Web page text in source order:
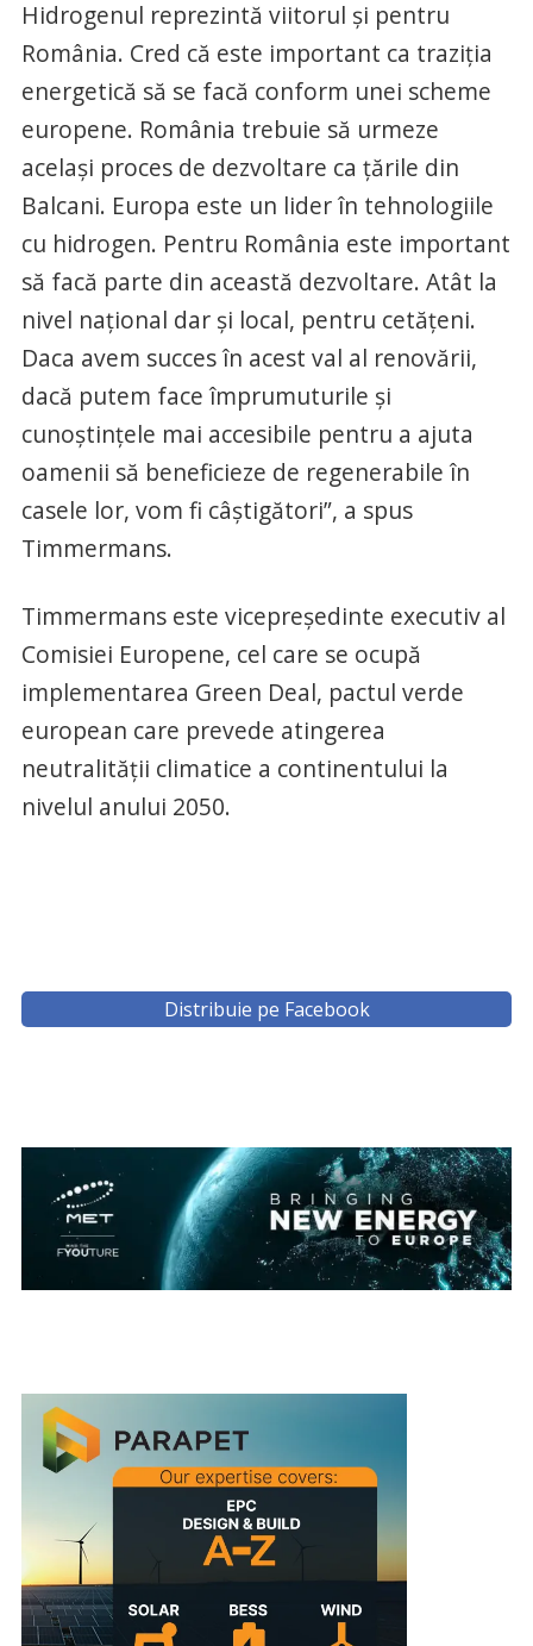
Hidrogenul reprezintă viitorul şi pentru
România. Cred că este important ca traziţia
energetică să se facă conform unei scheme
europene. România trebuie să urmeze
acelaşi proces de dezvoltare ca ţările din
Balcani. Europa este un lider în tehnologiile
cu hidrogen. Pentru România este important
să facă parte din această dezvoltare. Atât la
nivel naţional dar şi local, pentru cetăţeni.
Daca avem succes în acest val al renovării,
dacă putem face împrumuturile şi
cunoştinţele mai accesibile pentru a ajuta
oamenii să beneficieze de regenerabile în
casele lor, vom fi câştigători”, a spus
Timmermans.
Timmermans este vicepreşedinte executiv al
Comisiei Europene, cel care se ocupă
implementarea Green Deal, pactul verde
european care prevede atingerea
neutralității climatice a continentului la
nivelul anului 2050.
Distribuie pe Facebook